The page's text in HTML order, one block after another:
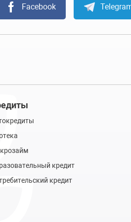
Facebook
кредит
кредит